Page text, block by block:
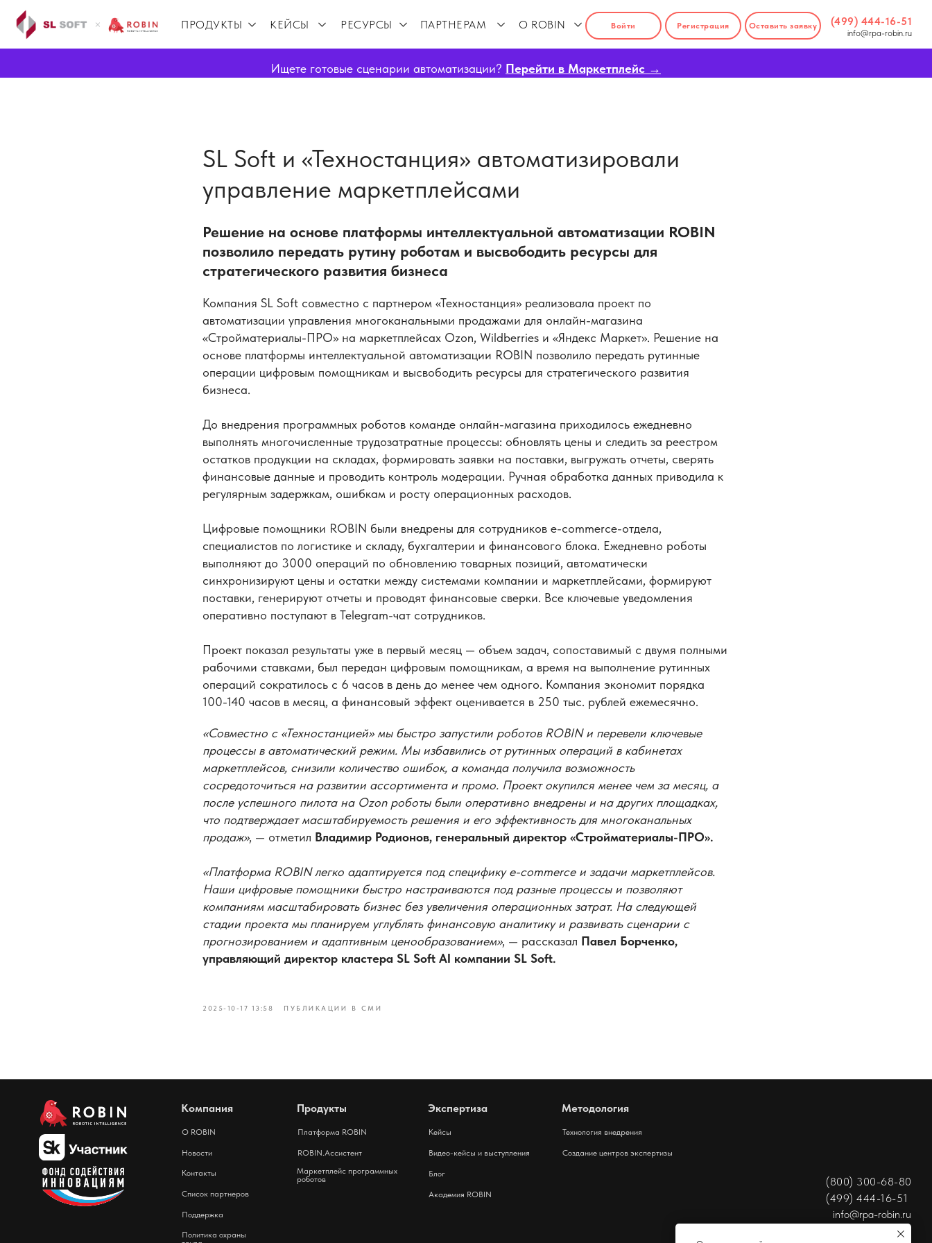
(499) 444-16-51
info@rpa-robin.ru
Войти Регистрация Оставить заявку
ПРОДУКТЫ КЕЙСЫ О ROBIN
ПАРТНЕРАМ
РЕСУРСЫ
Ищете готовые сценарии автоматизации? Перейти в Маркетплейс →
SL Soft и «Техностанция» автоматизировали
управление маркетплейсами
Решение на основе платформы интеллектуальной автоматизации ROBIN
позволило передать рутину роботам и высвободить ресурсы для
стратегического развития бизнеса
Компания SL Soft совместно с партнером «Техностанция» реализовала проект по
автоматизации управления многоканальными продажами для онлайн-магазина
«Стройматериалы-ПРО» на маркетплейсах Ozon, Wildberries и «Яндекс Маркет». Решение на
основе платформы интеллектуальной автоматизации ROBIN позволило передать рутинные
операции цифровым помощникам и высвободить ресурсы для стратегического развития
бизнеса.
До внедрения программных роботов команде онлайн-магазина приходилось ежедневно
выполнять многочисленные трудозатратные процессы: обновлять цены и следить за реестром
остатков продукции на складах, формировать заявки на поставки, выгружать отчеты, сверять
финансовые данные и проводить контроль модерации. Ручная обработка данных приводила к
регулярным задержкам, ошибкам и росту операционных расходов.
Цифровые помощники ROBIN были внедрены для сотрудников e-commerce-отдела,
специалистов по логистике и складу, бухгалтерии и финансового блока. Ежедневно роботы
выполняют до 3000 операций по обновлению товарных позиций, автоматически
синхронизируют цены и остатки между системами компании и маркетплейсами, формируют
поставки, генерируют отчеты и проводят финансовые сверки. Все ключевые уведомления
оперативно поступают в Telegram-чат сотрудников.
Проект показал результаты уже в первый месяц — объем задач, сопоставимый с двумя полными
рабочими ставками, был передан цифровым помощникам, а время на выполнение рутинных
операций сократилось с 6 часов в день до менее чем одного. Компания экономит порядка
100-140 часов в месяц, а финансовый эффект оценивается в 250 тыс. рублей ежемесячно.
«Совместно с «Техностанцией» мы быстро запустили роботов ROBIN и перевели ключевые
процессы в автоматический режим. Мы избавились от рутинных операций в кабинетах
маркетплейсов, снизили количество ошибок, а команда получила возможность
сосредоточиться на развитии ассортимента и промо. Проект окупился менее чем за месяц, а
после успешного пилота на Ozon роботы были оперативно внедрены и на других площадках,
что подтверждает масштабируемость решения и его эффективность для многоканальных
продаж», — отметил Владимир Родионов, генеральный директор «Стройматериалы-ПРО».
«Платформа ROBIN легко адаптируется под специфику e-commerce и задачи маркетплейсов.
Наши цифровые помощники быстро настраиваются под разные процессы и позволяют
компаниям масштабировать бизнес без увеличения операционных затрат. На следующей
стадии проекта мы планируем углублять финансовую аналитику и развивать сценарии с
прогнозированием и адаптивным ценообразованием», — рассказал Павел Борченко,
управляющий директор кластера SL Soft AI компании SL Soft.
2025-10-17 13:58 ПУБЛИКАЦИИ В СМИ
(800) 300-68-80
(499) 444-16-51
info@rpa-robin.ru
Компания
О ROBIN
Новости
Контакты
Список партнеров
Экспертиза
Кейсы
Видео-кейсы и выступления
Блог
Академия ROBIN
Методология
Создание центров экспертизы
Технология внедрения
Продукты
Платформа ROBIN
Поддержка
Маркетплейс программных
роботов
Политика охраны
ROBIN.Ассистент